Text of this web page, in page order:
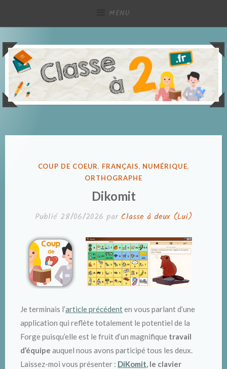
principal
MENU
Classe à deux
PUBLIÉ
COUP DE COEUR, FRANÇAIS, NUMÉRIQUE,
ORTHOGRAPHE
Dikomit
Publié 28/06/2026 par Classe à deux (Lui)
Je terminais l’article précédenten vous parlant d’une
application qui reflète totalement le potentiel de la
Forge puisqu’elle est le fruit d’un magnifique travail
d’équipe auquel nous avons participé tous les deux.
Laissez-moi vous présenter : DiKomit, le clavier